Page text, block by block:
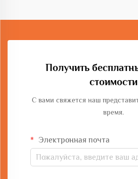
Получить
стоимости
С вами свяжется наш
время.
Электронная почта